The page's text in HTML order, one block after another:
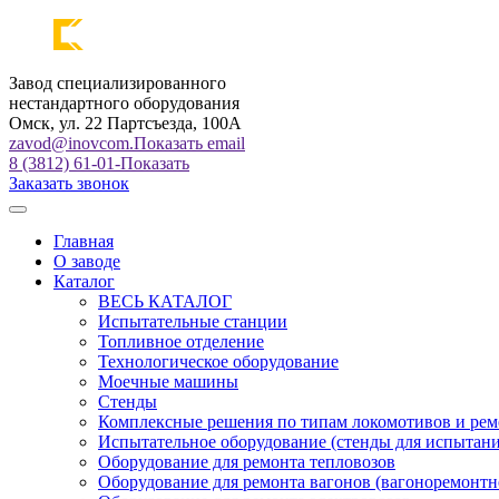
Завод специализированного
нестандартного оборудования
Омск, ул. 22 Партсъезда, 100А
zavod@inovcom.Показать email
8 (3812) 61-01-Показать
Заказать звонок
Главная
О заводе
Каталог
ВЕСЬ КАТАЛОГ
Испытательные станции
Топливное отделение
Технологическое оборудование
Моечные машины
Стенды
Комплексные решения по типам локомотивов и
Испытательное оборудование (стенды для
Оборудование для ремонта тепловозов
Оборудование для ремонта вагонов